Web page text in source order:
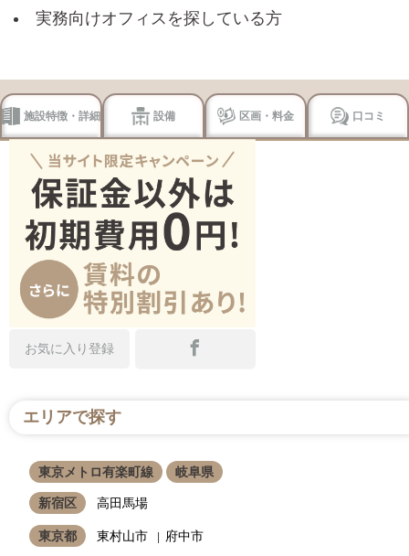
実務向けオフィスを探している方
施設特徴・詳細 設備 区画・料金 口コミ
お気に入り登録
エリアで探す
東京メトロ有楽町線 岐阜県
新宿区 高田馬場
東京都 東村山市
府中市